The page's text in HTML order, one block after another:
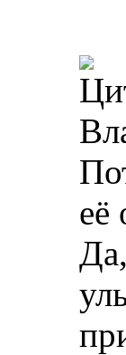
её